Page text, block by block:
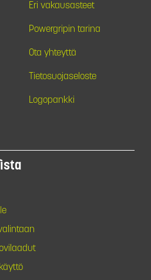
Eri vakausasteet
Powergripin tarina
Ota yhteyttä
Tietosuojaseloste
Logopankki